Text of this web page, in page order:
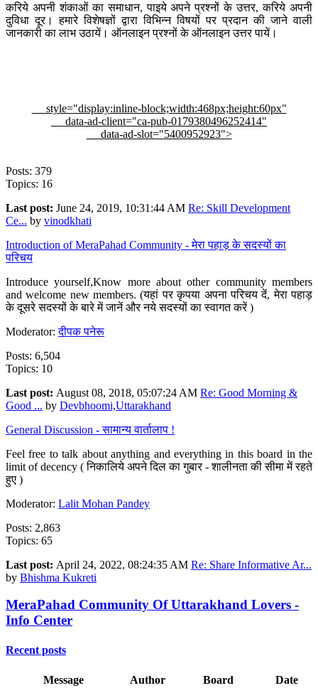
करिये अपनी शंकाओं का समाधान, पाइये अपने प्रश्नों के उत्तर, करिये अपनी
दुविधा दूर। हमारे विशेषज्ञों द्वारा विभिन्न विषयों पर प्रदान की जाने वाली
जानकारी का लाभ उठायें। ऑनलाइन प्रश्नों के ऑनलाइन उत्तर पायें।
style="display:inline-block;width:468px;height:60px"
data-ad-client="ca-pub-0179380496252414"
data-ad-slot="5400952923">
Posts: 379
Topics: 16
Last post: June 24, 2019, 10:31:44 AM Re: Skill Development
Ce... by vinodkhati
Introduction of MeraPahad Community - मेरा पहाड़ के सदस्यों का
परिचय
Introduce yourself,Know more about other community members
and welcome new members. (यहां पर कृपया अपना परिचय दें, मेरा पहाड़
के दूसरे सदस्यों के बारे में जानें और नये सदस्यों का स्वागत करें )
Moderator:दीपक पनेरू
Posts: 6,504
Topics: 10
Last post: August 08, 2018, 05:07:24 AM Re: Good Morning &
Good ... by Devbhoomi,Uttarakhand
General Discussion - सामान्य वार्तालाप !
Feel free to talk about anything and everything in this board in the
limit of decency ( निकालिये अपने दिल का गुबार - शालीनता की सीमा में रहते
हुए )
Moderator: Lalit Mohan Pandey
Posts: 2,863
Topics: 65
Last post: April 24, 2022, 08:24:35 AM Re: Share Informative Ar...
by Bhishma Kukreti
MeraPahad Community Of Uttarakhand Lovers -
Info Center
Recent posts
Message Author Board Date